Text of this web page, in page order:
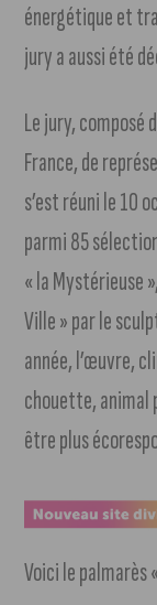
énergétique et
jury a aussi été
Le jury, composé
France, de
s’est réuni le 10
parmi 85
« la Mystérieuse
Ville » par le
année, l’œuvre,
chouette, animal
être plus
Voici le palmarès